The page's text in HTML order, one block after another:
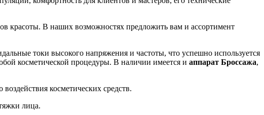
красоты. В наших возможностях предложить вам и ассортимент
токи высокого напряжения и частоты, что успешно используется
косметической процедуры. В наличии имеется и аппарат Броссажа,
косметических средств.
лица.